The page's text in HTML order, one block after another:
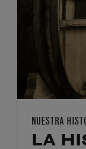
NUESTRA
LA